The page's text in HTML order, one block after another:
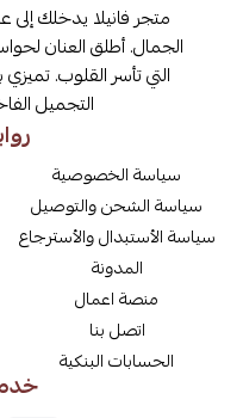
متجر فانيلا يدخلك إلى
الجمال. أطلق العنان
التي تأسر القلوب.
التجميل
سياسة الخصوصية
سياسة الشحن والتوصيل
سياسة الأستبدال والأسترجاع
المدونة
منصة اعمال
اتصل بنا
الحسابات البنكية